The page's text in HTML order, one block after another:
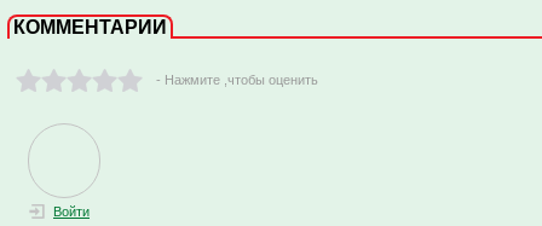
КОММЕНТАРИИ
- Нажмите ,чтобы оценить
Войти